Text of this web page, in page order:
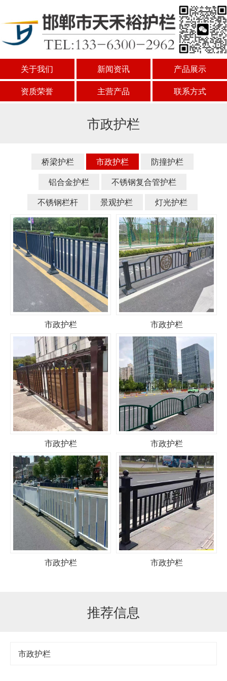
关于我们 新闻资讯
产品展示
资质荣誉
主营产品 联系方式
市政护栏
桥梁护栏 市政护栏
防撞护栏
铝合金护栏
不锈钢复合管护栏
不锈钢栏杆
景观护栏 灯光护栏
市政护栏 市政护栏
市政护栏 市政护栏
市政护栏 市政护栏
推荐信息
市政护栏